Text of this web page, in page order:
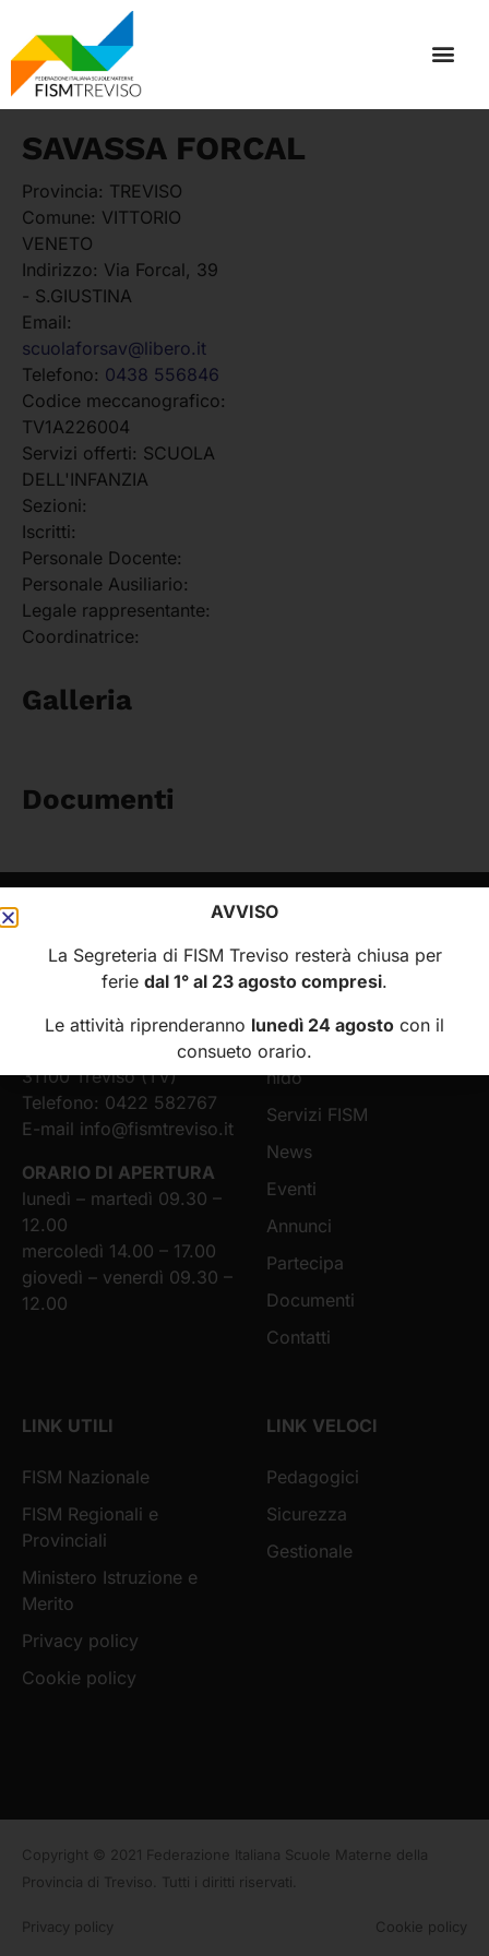
SAVASSA FORCAL
Provincia: TREVISO
Comune: VITTORIO
VENETO
Indirizzo: Via Forcal, 39
- S.GIUSTINA
Email:
scuolaforsav@libero.it
Telefono: 0438 556846
Codice meccanografico:
TV1A226004
Servizi offerti: SCUOLA
DELL'INFANZIA
Sezioni:
Iscritti:
Personale Docente:
Personale Ausiliario:
Legale rappresentante:
Coordinatrice:
Galleria
Documenti
Federazione Italiana
della Provincia di Treviso
Via Tiziano Vecellio, 16
31100 Treviso (TV)
Telefono: 0422 582767
E-mail info@fismtreviso.it
ORARIO DI APERTURA
lunedì – martedì 09.30 –
12.00
mercoledì 14.00 – 17.00
giovedì – venerdì 09.30 –
12.00
MENÙ
Home
Chi siamo
Scuole infanzia e asili
nido
Servizi FISM
News
Eventi
Annunci
Partecipa
Documenti
Contatti
LINK UTILI
FISM Nazionale
FISM Regionali e
Provinciali
Ministero Istruzione e
Merito
Privacy policy
Cookie policy
LINK VELOCI
Pedagogici
Sicurezza
Gestionale
Copyright © 2021 Federazione Italiana Scuole Materne della
Provincia di Treviso. Tutti i diritti riservati.
Privacy policy Cookie policy
AVVISO
La Segreteria di FISM Treviso resterà chiusa per
ferie dal 1° al 23 agosto compresi.
Le attività riprenderanno lunedì 24 agosto con il
consueto orario.